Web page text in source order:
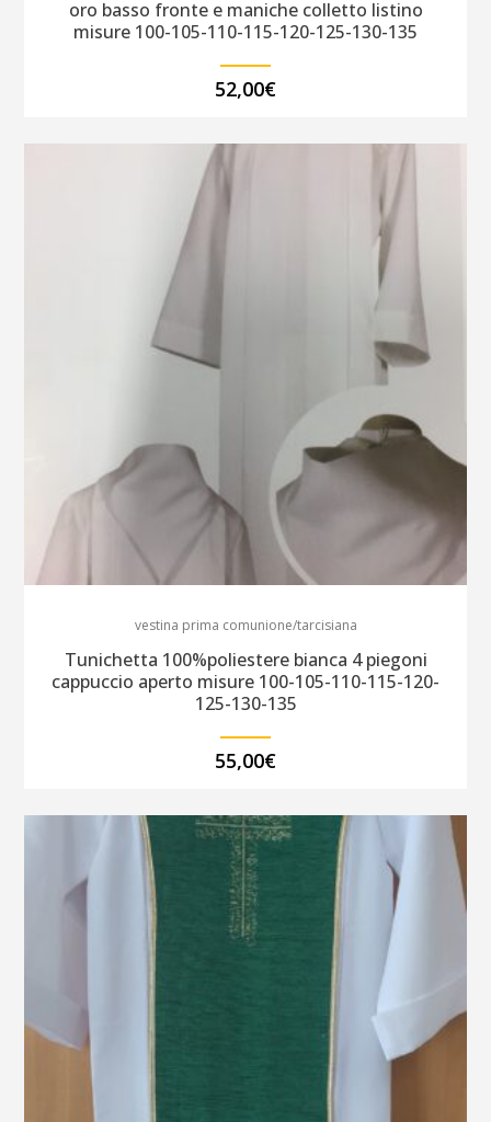
oro basso fronte e maniche colletto listino
misure 100-105-110-115-120-125-130-135
52,00€
vestina prima comunione/tarcisiana
Tunichetta 100%poliestere bianca 4 piegoni
cappuccio aperto misure 100-105-110-115-120-
125-130-135
55,00€